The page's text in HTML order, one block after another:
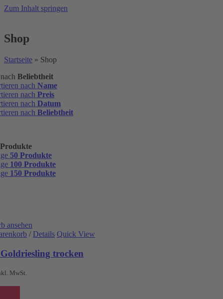
Zum Inhalt springen
Shop
Startseite » Shop
Beliebtheit
nach Name
nach Preis
nach Datum
nach Beliebtheit
50 Produkte
100 Produkte
150 Produkte
ansehen
/ Details Quick View
trocken
MwSt.